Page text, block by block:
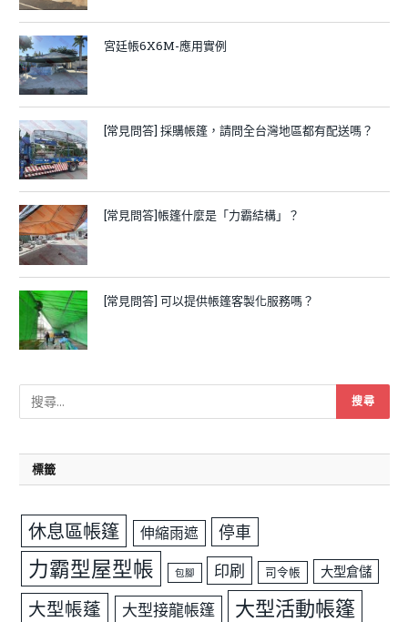
宮廷帳6X6M-應用實例
[常見問答] 採購帳篷，請問全台灣地區都有配送嗎？
[常見問答]帳篷什麼是「力霸結構」？
[常見問答] 可以提供帳篷客製化服務嗎？
標籤
休息區帳篷 伸縮雨遮 停車
力霸型屋型帳 包腳 印刷 司令帳 大型倉儲
大型帳蓬 大型接龍帳篷 大型活動帳篷